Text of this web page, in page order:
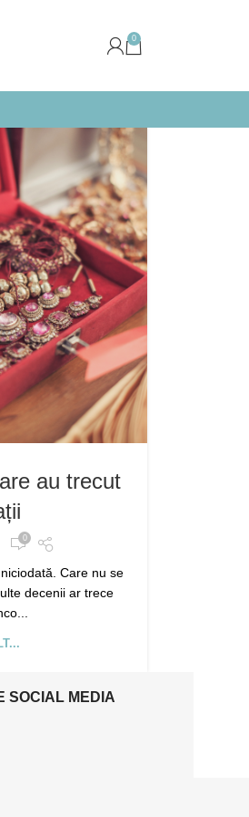
0
au trecut
0
Care nu se
decenii ar trece
SOCIAL MEDIA